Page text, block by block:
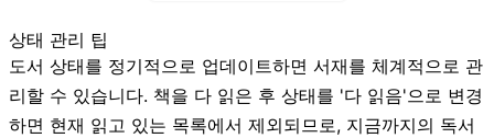
상태 관리 팁
도서 상태를 정기적으로 업데이트하면 서재를 체계적으로 관
리할 수 있습니다. 책을 다 읽은 후 상태를 '다 읽음'으로 변경
하면 현재 읽고 있는 목록에서 제외되므로, 지금까지의 독서